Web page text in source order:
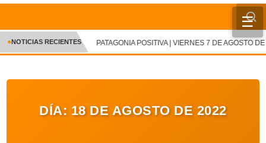
☰
INICIO
CRÓNICA
ENTRETENIMIENTO Y CULTURA
●NOTICIAS RECIENTES PATAGONIA POSITIVA | VIERNES 7 DE AGOSTO DE
DÍA: 18 DE AGOSTO DE 2022